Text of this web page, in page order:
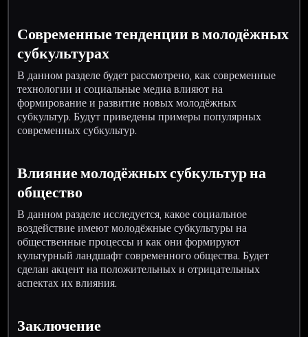
Современные тенденции в молодёжных
субкультурах
В данном разделе будет рассмотрено, как современные
технологии и социальные медиа влияют на
формирование и развитие новых молодёжных
субкультур. Будут приведены примеры популярных
современных субкультур.
Влияние молодёжных субкультур на
общество
В данном разделе исследуется, какое социальное
воздействие имеют молодёжные субкультуры на
общественные процессы и как они формируют
культурный ландшафт современного общества. Будет
сделан акцент на положительных и отрицательных
аспектах их влияния.
Заключение